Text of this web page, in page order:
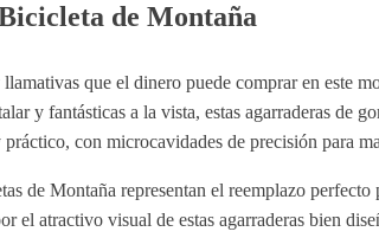
de Montaña
que el dinero puede comprar en
y fantásticas a la vista, estas agarraderas
con microcavidades de precisión para
Montaña representan el reemplazo
atractivo visual de estas agarraderas bien